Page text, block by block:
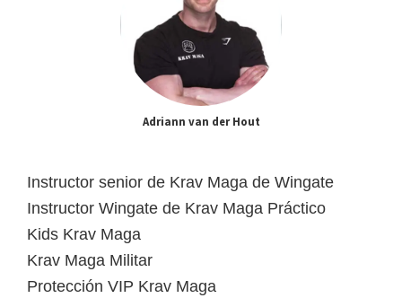
Adriann van der Hout
Instructor senior de Krav Maga de Wingate
Instructor Wingate de Krav Maga Práctico
Kids Krav Maga
Krav Maga Militar
Protección VIP Krav Maga